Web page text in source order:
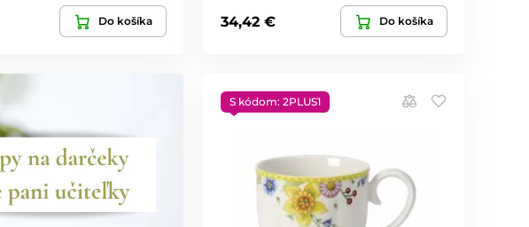
Do košíka 34,42 € Do košíka
S kódom: 2PLUS1